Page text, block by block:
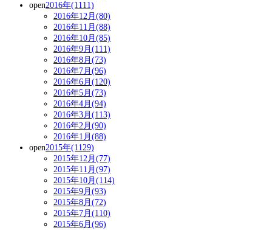
open2016年(1111)
2016年12月(80)
2016年11月(88)
2016年10月(85)
2016年9月(111)
2016年8月(73)
2016年7月(96)
2016年6月(120)
2016年5月(73)
2016年4月(94)
2016年3月(113)
2016年2月(90)
2016年1月(88)
open2015年(1129)
2015年12月(77)
2015年11月(97)
2015年10月(114)
2015年9月(93)
2015年8月(72)
2015年7月(110)
2015年6月(96)